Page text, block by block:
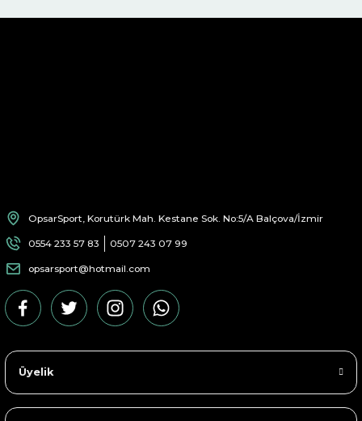
OpsarSport, Korutürk Mah. Kestane Sok. No:5/A Balçova/İzmir
0554 233 57 83 0507 243 07 99
opsarsport@hotmail.com
Üyelik